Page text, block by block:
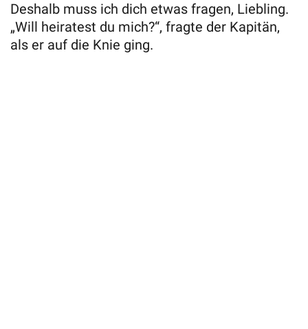
Deshalb muss ich dich etwas fragen, Liebling.
„Will heiratest du mich?“, fragte der Kapitän,
als er auf die Knie ging.